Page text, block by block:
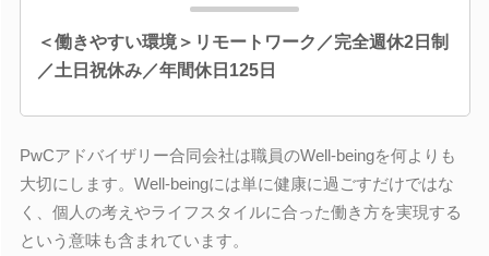
＜働きやすい環境＞リモートワーク／完全週休2日制
／土日祝休み／年間休日125日
PwCアドバイザリー合同会社は職員のWell-beingを何よりも
大切にします。Well-beingには単に健康に過ごすだけではな
く、個人の考えやライフスタイルに合った働き方を実現する
という意味も含まれています。